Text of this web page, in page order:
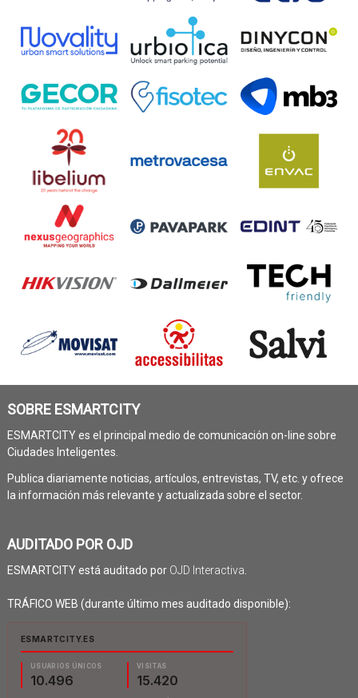
SOBRE ESMARTCITY
ESMARTCITY es el principal medio de comunicación on-line sobre
Ciudades Inteligentes.
Publica diariamente noticias, artículos, entrevistas, TV, etc. y ofrece
la información más relevante y actualizada sobre el sector.
AUDITADO POR OJD
ESMARTCITY está auditado por OJD Interactiva.
TRÁFICO WEB (durante último mes auditado disponible):